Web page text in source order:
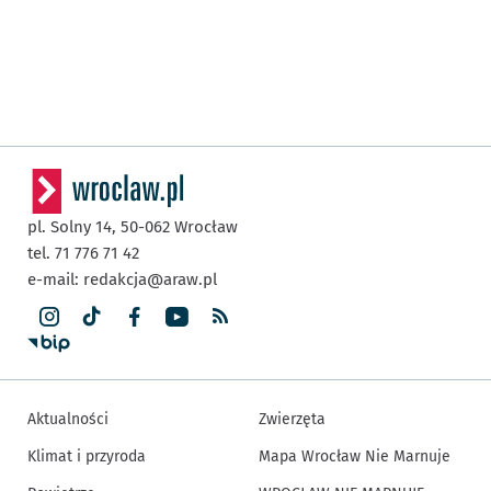
pl. Solny 14, 50-062 Wrocław
tel. 71 776 71 42
e-mail: redakcja@araw.pl
Aktualności
Klimat i przyroda
Zwierzęta
Mapa Wrocław Nie Marnuje